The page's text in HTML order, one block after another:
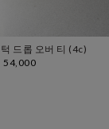
턱 드롭 오버 티 (4c)
54,000